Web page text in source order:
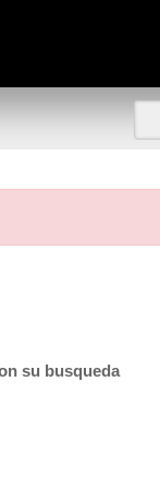
su busqueda